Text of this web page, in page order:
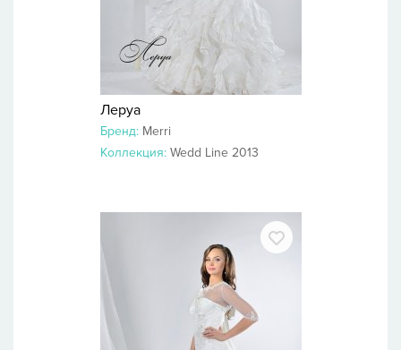
Леруа
Бренд: Merri
Коллекция: Wedd Line 2013